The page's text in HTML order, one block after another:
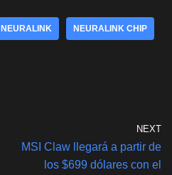
e
NEURALINK NEURALINK CHIP
NEXT
MSI Claw llegará a partir de
los $699 dólares con el